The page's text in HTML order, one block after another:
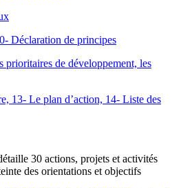
Déclaration de principes
prioritaires de développement, les
13- Le plan d’action, 14- Liste des
30 actions, projets et activités
des orientations et objectifs